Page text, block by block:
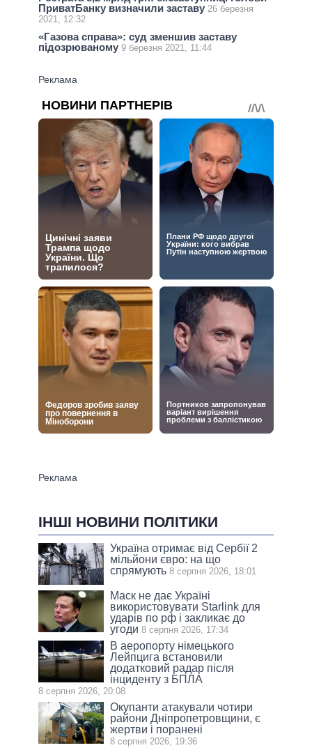
ПриватБанку визначили заставу 26 березня
2021, 12:32
«Газова справа»: суд зменшив заставу
підозрюваному 9 березня 2021, 11:44
ІНШІ НОВИНИ ПОЛІТИКИ
Україна отримає від Сербії 2
мільйони євро: на що
спрямують 8 серпня 2026, 18:01
Маск не дає Україні
використовувати Starlink для
ударів по рф і закликає до
угоди 8 серпня 2026, 17:34
В аеропорту німецького
Лейпцига встановили
додатковий радар після
інциденту з БПЛА
8 серпня 2026, 20:08
Окупанти атакували чотири
райони Дніпропетровщини, є
жертви і поранені
8 серпня 2026, 19:36